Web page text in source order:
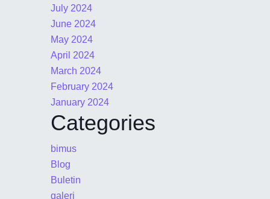
July 2024
June 2024
May 2024
April 2024
March 2024
February 2024
January 2024
Categories
bimus
Blog
Buletin
galeri